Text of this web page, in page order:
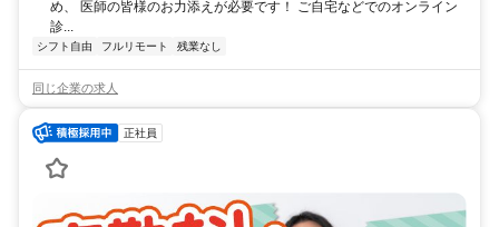
め、 医師の皆様のお力添えが必要です！ ご自宅などでのオンライン
診...
シフト自由 フルリモート 残業なし
同じ企業の求人
正社員